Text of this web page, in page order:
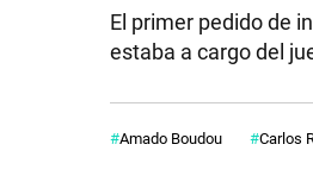
El primer pedido de
estaba a cargo del
Amado Boudou Carlos